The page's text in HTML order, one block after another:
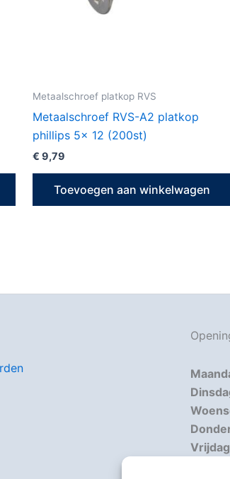
Metaalschroef platkop RVS
Metaalschroef RVS-A2 platkop
phillips 5x 12 (200st)
€ 9,79
Toevoegen aan winkelwagen